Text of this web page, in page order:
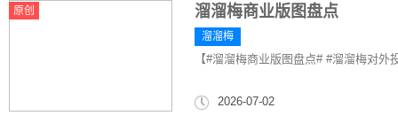
原创 溜溜梅商业版图盘点
溜溜梅
【#溜溜梅商业版图盘点# #溜溜梅对
2026-07-02